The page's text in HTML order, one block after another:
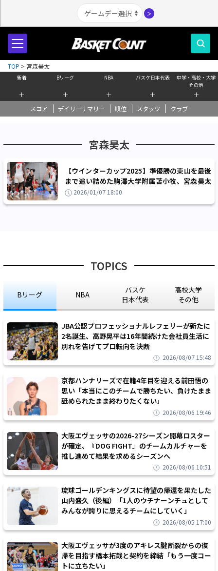
＞
新着
＋
Bリーグ
＋
NBA
＋
バスケ日本代表
＋
中学・高校・大学
その他
＋
スコア デイリーサマリー 順位 スタッツ クラブ
TOP > 宮森昊太
宮森昊太
【ウインターカップ2025】準優勝の東山を最後
まで追い詰めた駒澤大学附属苫小牧、宮森昊太
「内容は僕たちの方が良かった」
2026/01/07 18:00
TOPICS
Bリーグ NBA
バスケ
日本代表
高校大学
その他
JBA公認プロフェッショナルレフェリーが新たに
2名誕生、高野晃平は16年間続けた会社員生活に
別れを告げてプロ転向を決断
2026/08/07 15:48
京都ハンナリーズで在籍4年目を迎える前田悟の
思い「本当にこのチームで勝ちたい、負けたまま
舐められたまま終わりたくない」
2026/08/06 19:46
大阪エヴェッサの2026-27シーズン開幕ロスター
が確定、『DOG FIGHT』のチームカルチャーを
推し進めて結果を求めるシーズンへ
2026/08/06 10:51
琉球ゴールデンキングスに待望の帰還を果たした
山内盛久（後編）「1人のウチナーンチュとして
みんなが誇りに思えるチームにしていく」
2026/08/05 17:00
大阪エヴェッサが3度のアキレス腱断裂からの復
帰を目指す橋本拓哉と契約を締結「もう一度コー
トに立ちたい」